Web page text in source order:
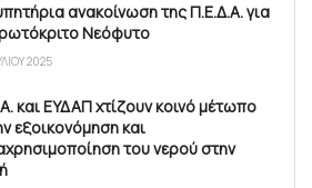
ανακοίνωση της Π.Ε.Δ.Α. για
Νεόφυτο
2025
και ΕΥΔΑΠ χτίζουν κοινό μέτωπο
εξοικονόμηση και
του νερού στην